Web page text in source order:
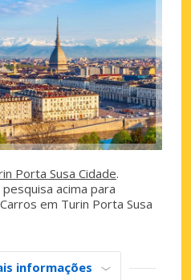
Porta Susa Cidade.
acima para
em Turin Porta Susa
informações